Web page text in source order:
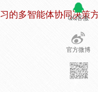
QQ客服
官方微博
的多智能体协同决策